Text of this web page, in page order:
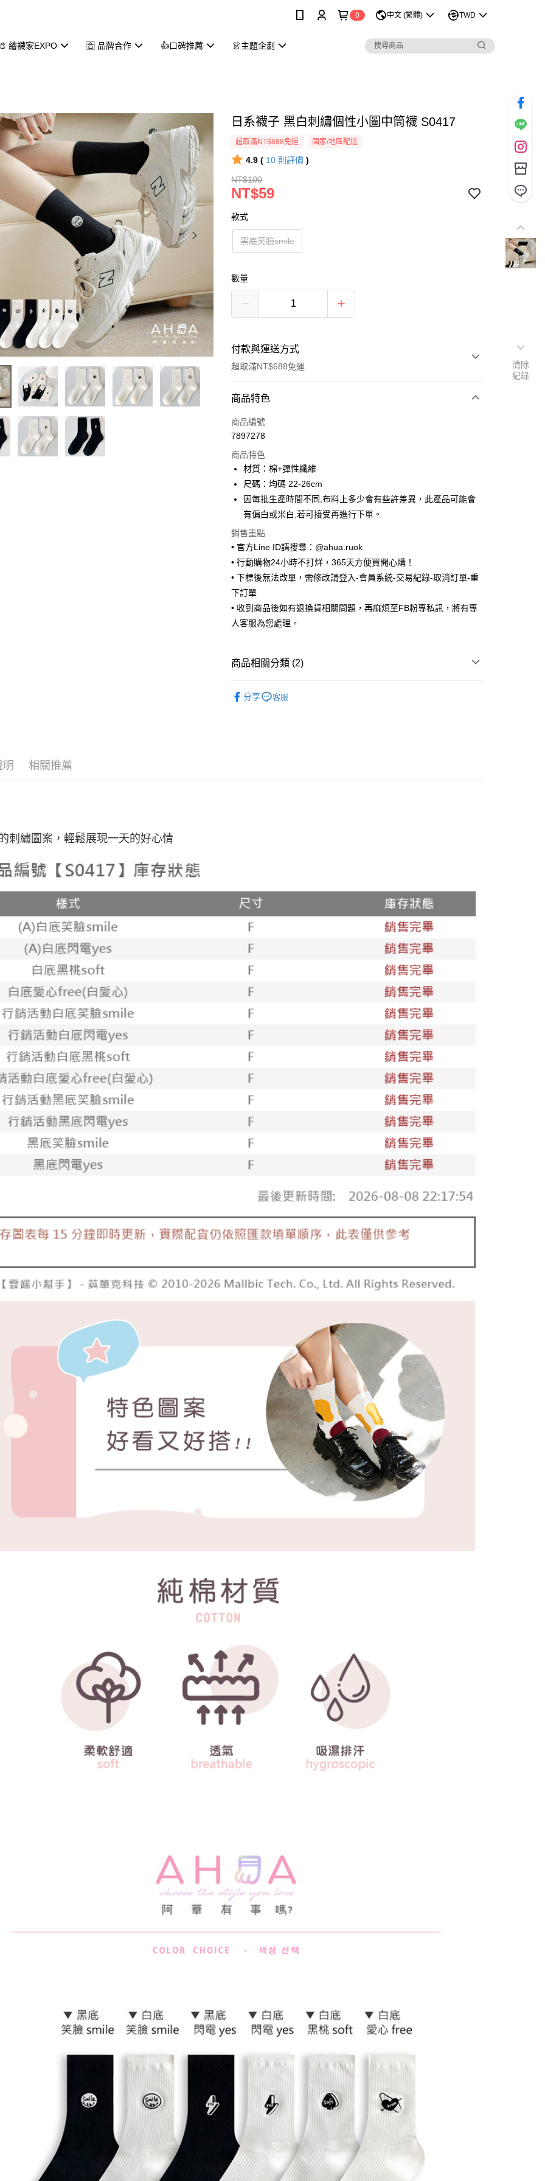
0 中文 (繁體) TWD
繪襪家EXPO 🈴 品牌合作 👍口碑推薦 👗主題企劃
日系襪子 黑白刺繡個性小圖中筒襪 S0417
超取滿NT$688免運 國家/地區配送
4.9 ( 10 則評價 )
NT$100
NT$59
款式
黑底笑臉smile
數量
付款與運送方式
超取滿NT$688免運
付款方式
信用卡一次付款
LINE Pay
Apple Pay
街口支付
悠遊付
運送方式
全家取貨付款
付款後全家取貨
7-11取貨付款
商品特色
商品編號
7897278
商品特色
材質：棉+彈性纖維
尺碼：均碼 22-26cm
因每批生產時間不同,布料上多少會有些許差異，此產品可能會
有偏白或米白,若可接受再進行下單。
銷售重點
• 官方Line ID請搜尋：@ahua.ruok
• 行動購物24小時不打烊，365天方便買開心購！
• 下標後無法改單，需修改請登入-會員系統-交易紀錄-取消訂單-重
下訂單
• 收到商品後如有退換貨相關問題，再麻煩至FB粉專私訊，將有專
人客服為您處理。
商品相關分類 (2)
分享 客服
明 相關推薦
刺繡圖案，輕鬆展現一天的好心情
清除
紀錄